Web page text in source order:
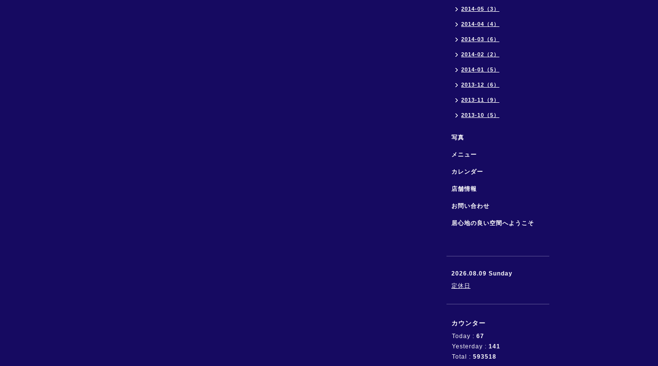
2014-05（3）
2014-04（4）
2014-03（6）
2014-02（2）
2014-01（5）
2013-12（6）
2013-11（9）
2013-10（5）
写真
メニュー
カレンダー
店舗情報
お問い合わせ
居心地の良い空間へようこそ
2026.08.09 Sunday
定休日
カウンター
Today : 67
Yesterday : 141
Total : 593518